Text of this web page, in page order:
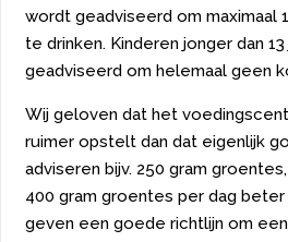
wordt geadviseerd om maximaal
te drinken. Kinderen jonger dan
geadviseerd om helemaal geen
Wij geloven dat het
ruimer opstelt dan dat eigenlijk
adviseren bijv. 250 gram
400 gram groentes per dag
geven een goede richtlijn om